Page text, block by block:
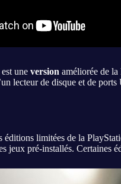
une version améliorée de
lecteur de disque et de
éditions limitées de la
jeux pré-installés. Certaines